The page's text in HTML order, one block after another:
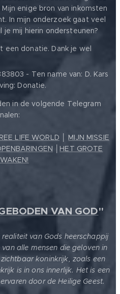
enige bron van inkomsten
In mijn onderzoek gaat veel
mij hierin ondersteunen?
een donatie. Dank je wel
- Ten name van: D. Kars
Donatie.
in de volgende Telegram
LIFE WORLD
MIJN MISSIE
HET GROTE
VAN GOD"
van Gods heerschappij
alle mensen die geloven in
koninkrijk, zoals een
is in ons innerlijk. Het is een
door de Heilige Geest.